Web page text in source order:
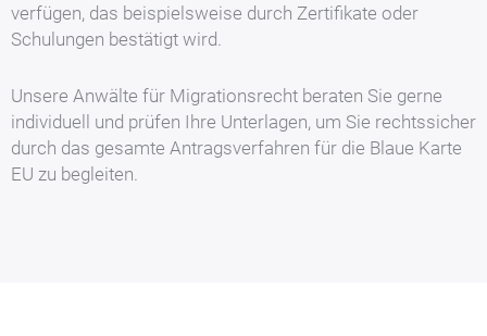
verfügen, das beispielsweise durch Zertifikate oder
Schulungen bestätigt wird.
Unsere Anwälte für Migrationsrecht beraten Sie gerne
individuell und prüfen Ihre Unterlagen, um Sie rechtssicher
durch das gesamte Antragsverfahren für die Blaue Karte
EU zu begleiten.